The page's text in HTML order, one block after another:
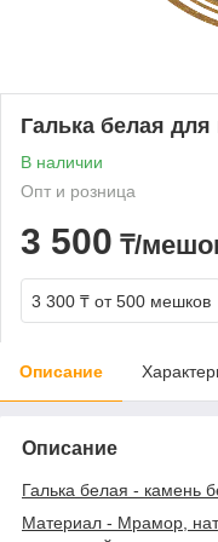
Галька белая
В наличии
Опт и розница
3 500 ₸/
3 300 ₸ от 500 мешков
Описание
Описание
Галька белая - камень
Материал - Мрамор,